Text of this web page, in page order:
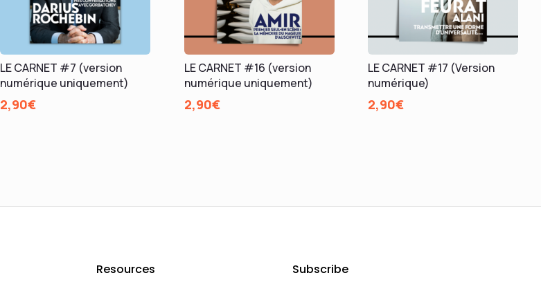
LE CARNET #7 (version
numérique uniquement)
2,90€
LE CARNET #16 (version
numérique uniquement)
2,90€
LE CARNET #17 (Version
numérique)
2,90€
Resources Subscribe